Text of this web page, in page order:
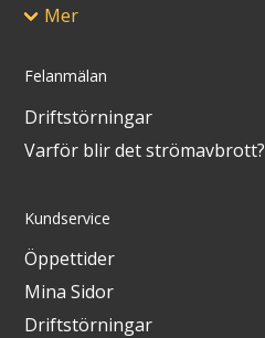
Mer
Felanmälan
Driftstörningar
Varför blir det strömavbrott?
Kundservice
Öppettider
Mina Sidor
Driftstörningar